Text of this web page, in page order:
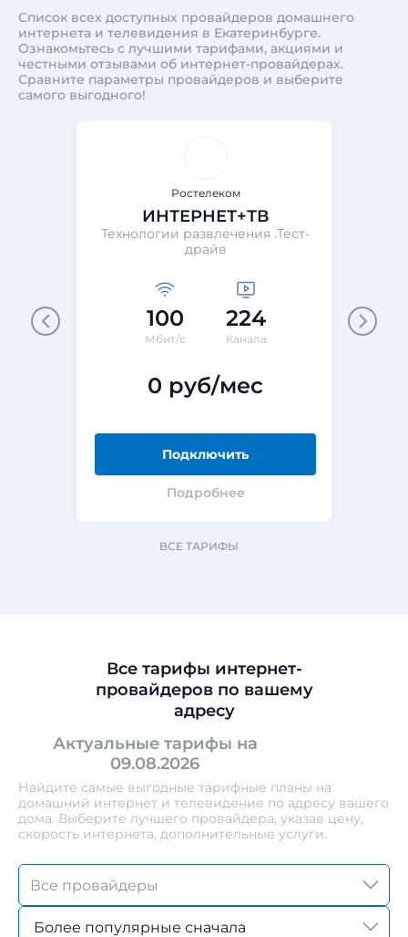
Список всех доступных провайдеров домашнего
интернета и телевидения в Екатеринбурге.
Ознакомьтесь с лучшими тарифами, акциями и
честными отзывами об интернет-провайдерах.
Сравните параметры провайдеров и выберите
самого выгодного!
Ростелеком
ИНТЕРНЕТ+ТВ
Технологии развлечения .Тест-
драйв
100
Мбит/с
224
Канала
0 руб/мес
Подключить
Подробнее
ВСЕ ТАРИФЫ
Все тарифы интернет-
провайдеров по вашему
адресу
Актуальные тарифы на
09.08.2026
Найдите самые выгодные тарифные планы на
домашний интернет и телевидение по адресу вашего
дома. Выберите лучшего провайдера, указав цену,
скорость интернета, дополнительные услуги.
Более популярные сначала